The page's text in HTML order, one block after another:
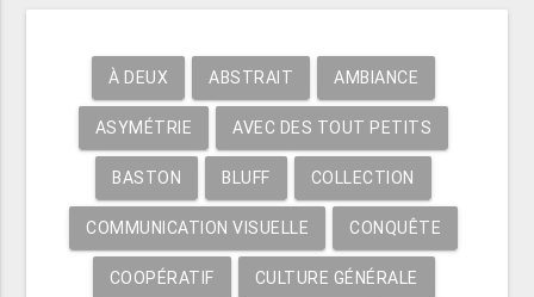
À DEUX ABSTRAIT AMBIANCE
ASYMÉTRIE AVEC DES TOUT PETITS
BASTON BLUFF COLLECTION
COMMUNICATION VISUELLE CONQUÊTE
COOPÉRATIF CULTURE GÉNÉRALE